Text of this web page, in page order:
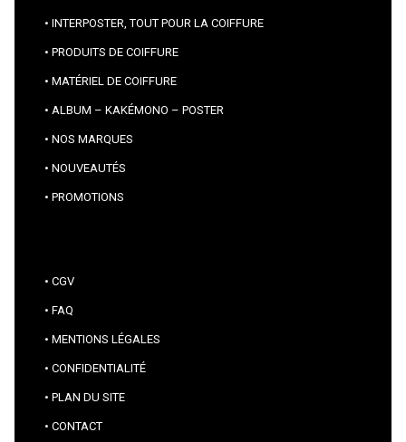
INTERPOSTER, TOUT POUR LA COIFFURE
PRODUITS DE COIFFURE
MATÉRIEL DE COIFFURE
ALBUM – KAKÉMONO – POSTER
NOS MARQUES
NOUVEAUTÉS
PROMOTIONS
CGV
FAQ
MENTIONS LÉGALES
CONFIDENTIALITÉ
PLAN DU SITE
CONTACT